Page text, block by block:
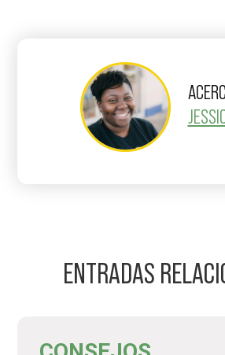
ENTRADAS